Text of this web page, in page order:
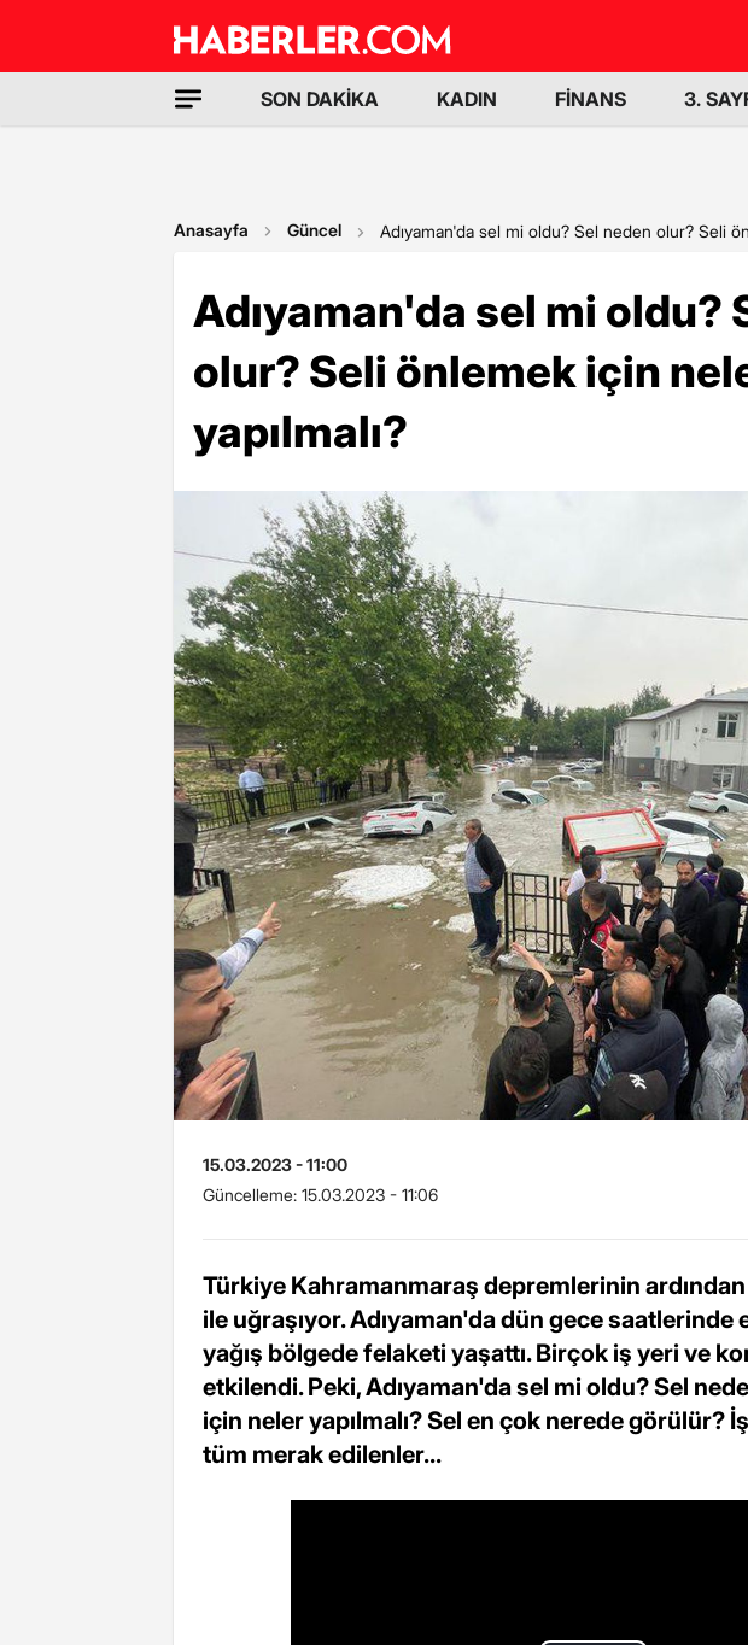
SON DAKİKA KADIN FİNANS 3.
Anasayfa Güncel Adıyaman'da sel mi oldu? Sel neden olur? Seli
Adıyaman'da sel mi oldu?
olur? Seli önlemek için
yapılmalı?
15.03.2023 - 11:00
Güncelleme: 15.03.2023 - 11:06
Türkiye Kahramanmaraş depremlerinin
ile uğraşıyor. Adıyaman'da dün gece saatlerinde
yağış bölgede felaketi yaşattı. Birçok iş yeri ve
etkilendi. Peki, Adıyaman'da sel mi oldu? Sel
için neler yapılmalı? Sel en çok nerede görülür?
tüm merak edilenler...